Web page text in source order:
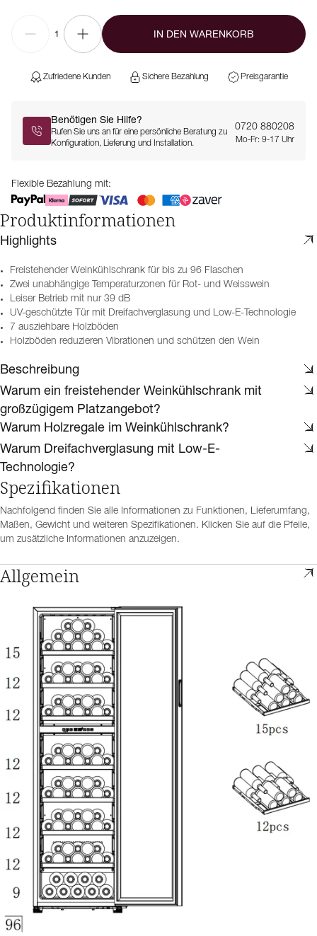
1 IN DEN WARENKORB
Zufriedene Kunden Sichere Bezahlung Preisgarantie
Benötigen Sie Hilfe?
Rufen Sie uns an für eine persönliche Beratung zu
Konfiguration, Lieferung und Installation.
0720 880208
Mo-Fr: 9-17 Uhr
Flexible Bezahlung mit:
Produktinformationen
Highlights
Freistehender Weinkühlschrank für bis zu 96 Flaschen
Zwei unabhängige Temperaturzonen für Rot- und Weisswein
Leiser Betrieb mit nur 39 dB
UV-geschützte Tür mit Dreifachverglasung und Low-E-Technologie
7 ausziehbare Holzböden
Holzböden reduzieren Vibrationen und schützen den Wein
Beschreibung
Warum ein freistehender Weinkühlschrank mit
großzügigem Platzangebot?
Warum Holzregale im Weinkühlschrank?
Warum Dreifachverglasung mit Low-E-
Technologie?
Spezifikationen
Nachfolgend finden Sie alle Informationen zu Funktionen, Lieferumfang,
Maßen, Gewicht und weiteren Spezifikationen. Klicken Sie auf die Pfeile,
um zusätzliche Informationen anzuzeigen.
Allgemein